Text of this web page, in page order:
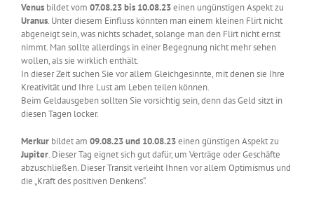
Venus bildet vom 07.08.23 bis 10.08.23einen ungünstigen Aspekt zu
Uranus. Unter diesem Einfluss könnten man einem kleinen Flirt nicht
abgeneigt sein, was nichts schadet, solange man den Flirt nicht ernst
nimmt. Man sollte allerdings in einer Begegnung nicht mehr sehen
wollen, als sie wirklich enthält.
In dieser Zeit suchen Sie vor allem Gleichgesinnte, mit denen sie Ihre
Kreativität und Ihre Lust am Leben teilen können.
Beim Geldausgeben sollten Sie vorsichtig sein, denn das Geld sitzt in
diesen Tagen locker.
Merkur bildet am 09.08.23 und 10.08.23einen günstigen Aspekt zu
Jupiter. Dieser Tag eignet sich gut dafür, um Verträge oder Geschäfte
abzuschließen. Dieser Transit verleiht Ihnen vor allem Optimismus und
die „Kraft des positiven Denkens“.